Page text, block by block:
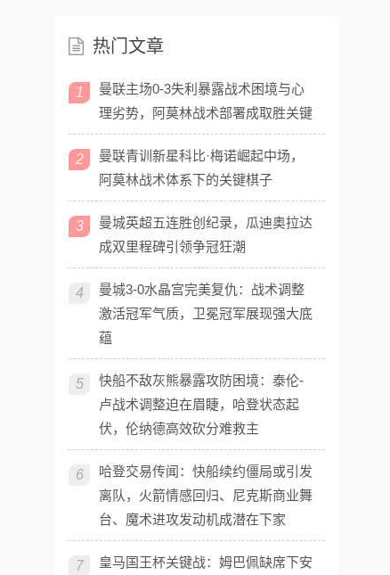
热门文章
1
曼联主场0-3失利暴露战术困境与心
理劣势，阿莫林战术部署成取胜关键
2
曼联青训新星科比·梅诺崛起中场，
阿莫林战术体系下的关键棋子
3
曼城英超五连胜创纪录，瓜迪奥拉达
成双里程碑引领争冠狂潮
4
曼城3-0水晶宫完美复仇：战术调整
激活冠军气质，卫冕冠军展现强大底
蕴
5
快船不敌灰熊暴露攻防困境：泰伦-
卢战术调整迫在眉睫，哈登状态起
伏，伦纳德高效砍分难救主
6
哈登交易传闻：快船续约僵局或引发
离队，火箭情感回归、尼克斯商业舞
台、魔术进攻发动机成潜在下家
7
皇马国王杯关键战：姆巴佩缺席下安